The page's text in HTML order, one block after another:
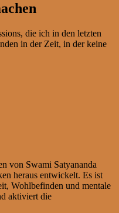
die ich in den letzten
in der Zeit, in der keine
von Swami Satyananda
heraus entwickelt. Es ist
Wohlbefinden und mentale
aktiviert die